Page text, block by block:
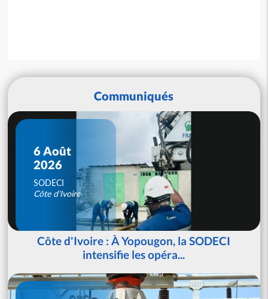
Communiqués
6 Août
2026
SODECI
Côte d'Ivoire
Côte d'Ivoire : À Yopougon, la SODECI
intensifie les opéra...